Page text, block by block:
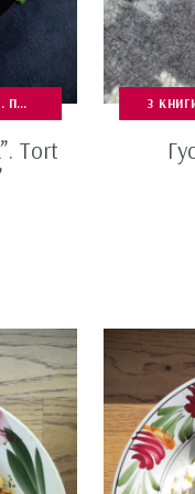
З М'ЯСА, ДРОБУ ТА
ПЕРЕПИСИ СОЛОДКЕ
Tort
З